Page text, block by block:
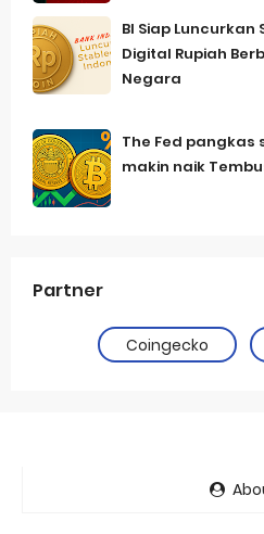
BI Siap
Digital Rupiah
Negara
The Fed pangkas
makin naik
Partner
Coingecko